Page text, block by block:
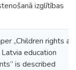
izglītības
„Children rights
education
is described